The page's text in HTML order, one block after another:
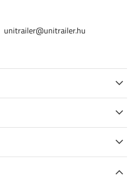
unitrailer@unitrailer.hu